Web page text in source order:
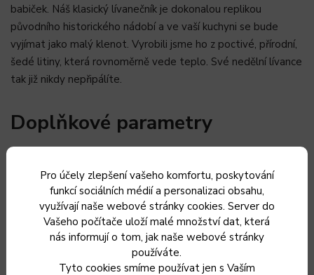
Pro účely zlepšení vašeho komfortu, poskytování
funkcí sociálních médií a personalizaci obsahu,
využívají naše webové stránky cookies. Server do
Vašeho počítače uloží malé množství dat, která
nás informují o tom, jak naše webové stránky
používáte.
Tyto cookies smíme používat jen s Vaším
babiček. Náš klasický lívanečník je dokonalou replikou
původního historického nádobí a ve vaší kuchyni se bude
vyjímat jako malý klenot. Vyrobili jsme ho z poctivé, přírodní,
šedé litiny, která rovnoměrně vede teplo. Své nedělní lívance
tak již nikdy nepřipálíte.
Doplňkové parametry
Kategorie: Pánve a lívanečníky
Záruka: 2 roky
Hmotnost: 1.6 kg